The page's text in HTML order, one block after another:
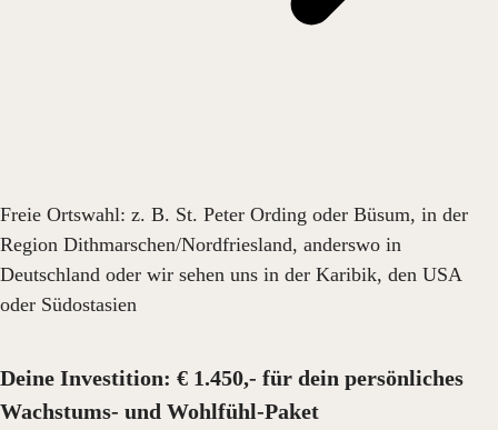
Freie Ortswahl: z. B. St. Peter Ording oder Büsum, in der
Region Dithmarschen/Nordfriesland, anderswo in
Deutschland oder wir sehen uns in der Karibik, den USA
oder Südostasien
Deine Investition: € 1.450,- für dein persönliches
Wachstums- und Wohlfühl-Paket